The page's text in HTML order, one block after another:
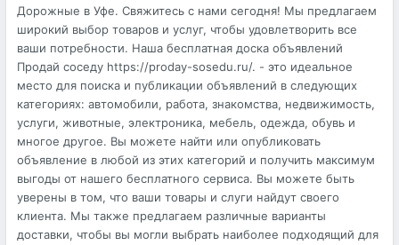
Дорожные в Уфе. Свяжитесь с нами сегодня! Мы предлагаем
широкий выбор товаров и услуг, чтобы удовлетворить все
ваши потребности. Наша бесплатная доска объявлений
Продай соседу https://proday-sosedu.ru/. - это идеальное
место для поиска и публикации объявлений в следующих
категориях: автомобили, работа, знакомства, недвижимость,
услуги, животные, электроника, мебель, одежда, обувь и
многое другое. Вы можете найти или опубликовать
объявление в любой из этих категорий и получить максимум
выгоды от нашего бесплатного сервиса. Вы можете быть
уверены в том, что ваши товары и слуги найдут своего
клиента. Мы также предлагаем различные варианты
доставки, чтобы вы могли выбрать наиболее подходящий для